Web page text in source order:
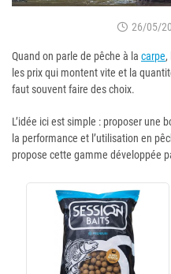
26/05/
Quand on parle de pêche à la carpe,
les prix qui montent vite et la
faut souvent faire des choix.
L’idée ici est simple : proposer une
la performance et l’utilisation en
propose cette gamme développée